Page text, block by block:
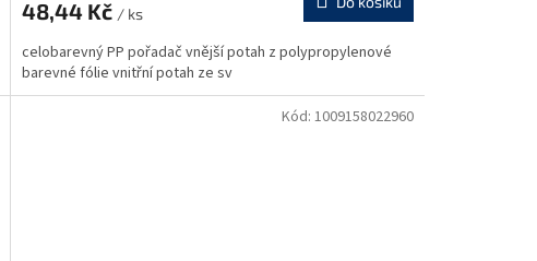
48,44 Kč / ks
celobarevný PP pořadač vnější potah z polypropylenové
barevné fólie vnitřní potah ze sv
Kód: 1009158022960